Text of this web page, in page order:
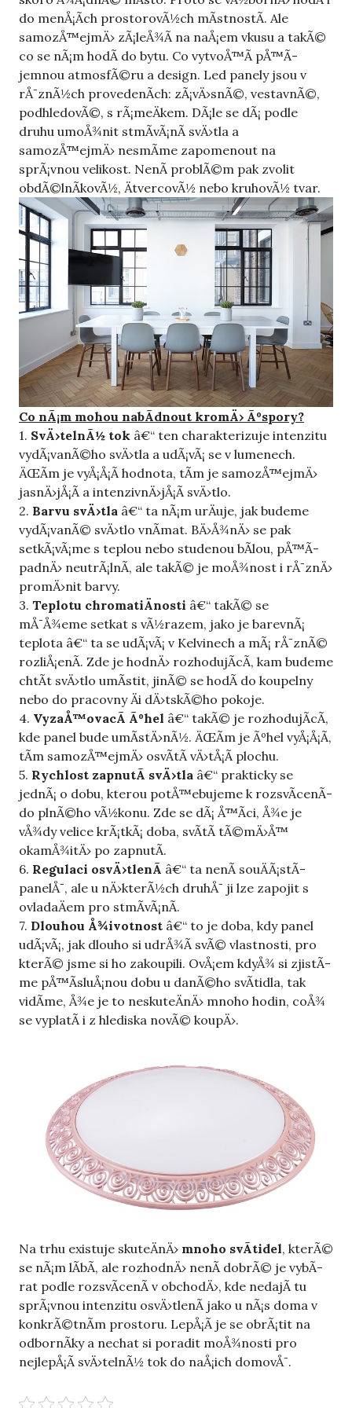
do menÅ¡Ã­ch prostorovÃ½ch mÃ­stnostÃ­. Ale
samozÅ™ejmÄ› zÃ¡leÅ¾Ã­ na naÅ¡em vkusu a takÃ©
co se nÃ¡m hodÃ­ do bytu. Co vytvoÅ™Ã­ pÅ™Ã­
jemnou atmosfÃ©ru a design. Led panelyjsou v
rÅ¯znÃ½ch provedenÃ­ch: zÃ¡vÄ›snÃ©, vestavnÃ©,
podhledovÃ©, s rÃ¡meÄkem. DÃ¡le se dÃ¡ podle
druhu umoÅ¾nit stmÃ­vÃ¡nÃ­ svÄ›tla a
samozÅ™ejmÄ› nesmÃ­me zapomenout na
sprÃ¡vnou velikost. NenÃ­ problÃ©m pak zvolit
obdÃ©lnÃ­kovÃ½, ÄtvercovÃ½ nebo kruhovÃ½ tvar.
Co nÃ¡m mohou nabÃ­dnout kromÄ› Ãºspory?
1. SvÄ›telnÃ½ tok â€“ ten charakterizuje intenzitu
vydÃ¡vanÃ©ho svÄ›tla a udÃ¡vÃ¡ se v lumenech.
ÄŒÃ­m je vyÅ¡Å¡Ã­ hodnota, tÃ­m je samozÅ™ejmÄ›
jasnÄ›jÅ¡Ã­ a intenzivnÄ›jÅ¡Ã­ svÄ›tlo.
2. Barvu svÄ›tla â€“ ta nÃ¡m urÄuje, jak budeme
vydÃ¡vanÃ© svÄ›tlo vnÃ­mat. BÄ›Å¾nÄ› se pak
setkÃ¡vÃ¡me s teplou nebo studenou bÃ­lou, pÅ™Ã­
padnÄ› neutrÃ¡lnÃ­, ale takÃ© je moÅ¾nost i rÅ¯znÄ›
promÄ›nit barvy.
3. Teplotu chromatiÄnosti â€“ takÃ© se
mÅ¯Å¾eme setkat s vÃ½razem, jako je barevnÃ¡
teplota â€“ ta se udÃ¡vÃ¡ v Kelvinech a mÃ¡ rÅ¯znÃ©
rozliÅ¡enÃ­. Zde je hodnÄ› rozhodujÃ­cÃ­, kam budeme
chtÃ­t svÄ›tlo umÃ­stit, jinÃ© se hodÃ­ do koupelny
nebo do pracovny Äi dÄ›tskÃ©ho pokoje.
4. VyzaÅ™ovacÃ­ Ãºhel â€“ takÃ© je rozhodujÃ­cÃ­,
kde panel bude umÃ­stÄ›nÃ½. ÄŒÃ­m je Ãºhel vyÅ¡Å¡Ã­,
tÃ­m samozÅ™ejmÄ› osvÃ­tÃ­ vÄ›tÅ¡Ã­ plochu.
5. Rychlost zapnutÃ­ svÄ›tla â€“ prakticky se
jednÃ¡ o dobu, kterou potÅ™ebujeme k rozsvÃ­cenÃ­
do plnÃ©ho vÃ½konu. Zde se dÃ¡ Å™Ã­ci, Å¾e je
vÅ¾dy velice krÃ¡tkÃ¡ doba, svÃ­tÃ­ tÃ©mÄ›Å™
okamÅ¾itÄ› po zapnutÃ­.
6. Regulaci osvÄ›tlenÃ­ â€“ ta nenÃ­ souÄÃ¡stÃ­
panelÅ¯, ale u nÄ›kterÃ½ch druhÅ¯ ji lze zapojit s
ovladaÄem pro stmÃ­vÃ¡nÃ­.
7. Dlouhou Å¾ivotnost â€“ to je doba, kdy panel
udÃ¡vÃ¡, jak dlouho si udrÅ¾Ã­ svÃ© vlastnosti, pro
kterÃ© jsme si ho zakoupili. OvÅ¡em kdyÅ¾ si zjistÃ­
me pÅ™Ã­sluÅ¡nou dobu u danÃ©ho svÃ­tidla, tak
vidÃ­me, Å¾e je to neskuteÄnÄ› mnoho hodin, coÅ¾
se vyplatÃ­ i z hlediska novÃ© koupÄ›.
Na trhu existuje skuteÄnÄ› mnoho svÃ­tidel, kterÃ©
se nÃ¡m lÃ­bÃ­, ale rozhodnÄ› nenÃ­ dobrÃ© je vybÃ­
rat podle rozsvÃ­cenÃ­ v obchodÄ›, kde nedajÃ­ tu
sprÃ¡vnou intenzitu osvÄ›tlenÃ­ jako u nÃ¡s doma v
konkrÃ©tnÃ­m prostoru. LepÅ¡Ã­ je se obrÃ¡tit na
odbornÃ­ky a nechat si poradit moÅ¾nosti pro
nejlepÅ¡Ã­ svÄ›telnÃ½ tok do naÅ¡ich domovÅ¯.